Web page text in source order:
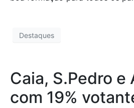
Destaques
Caia, S.Pedro e
com 19%